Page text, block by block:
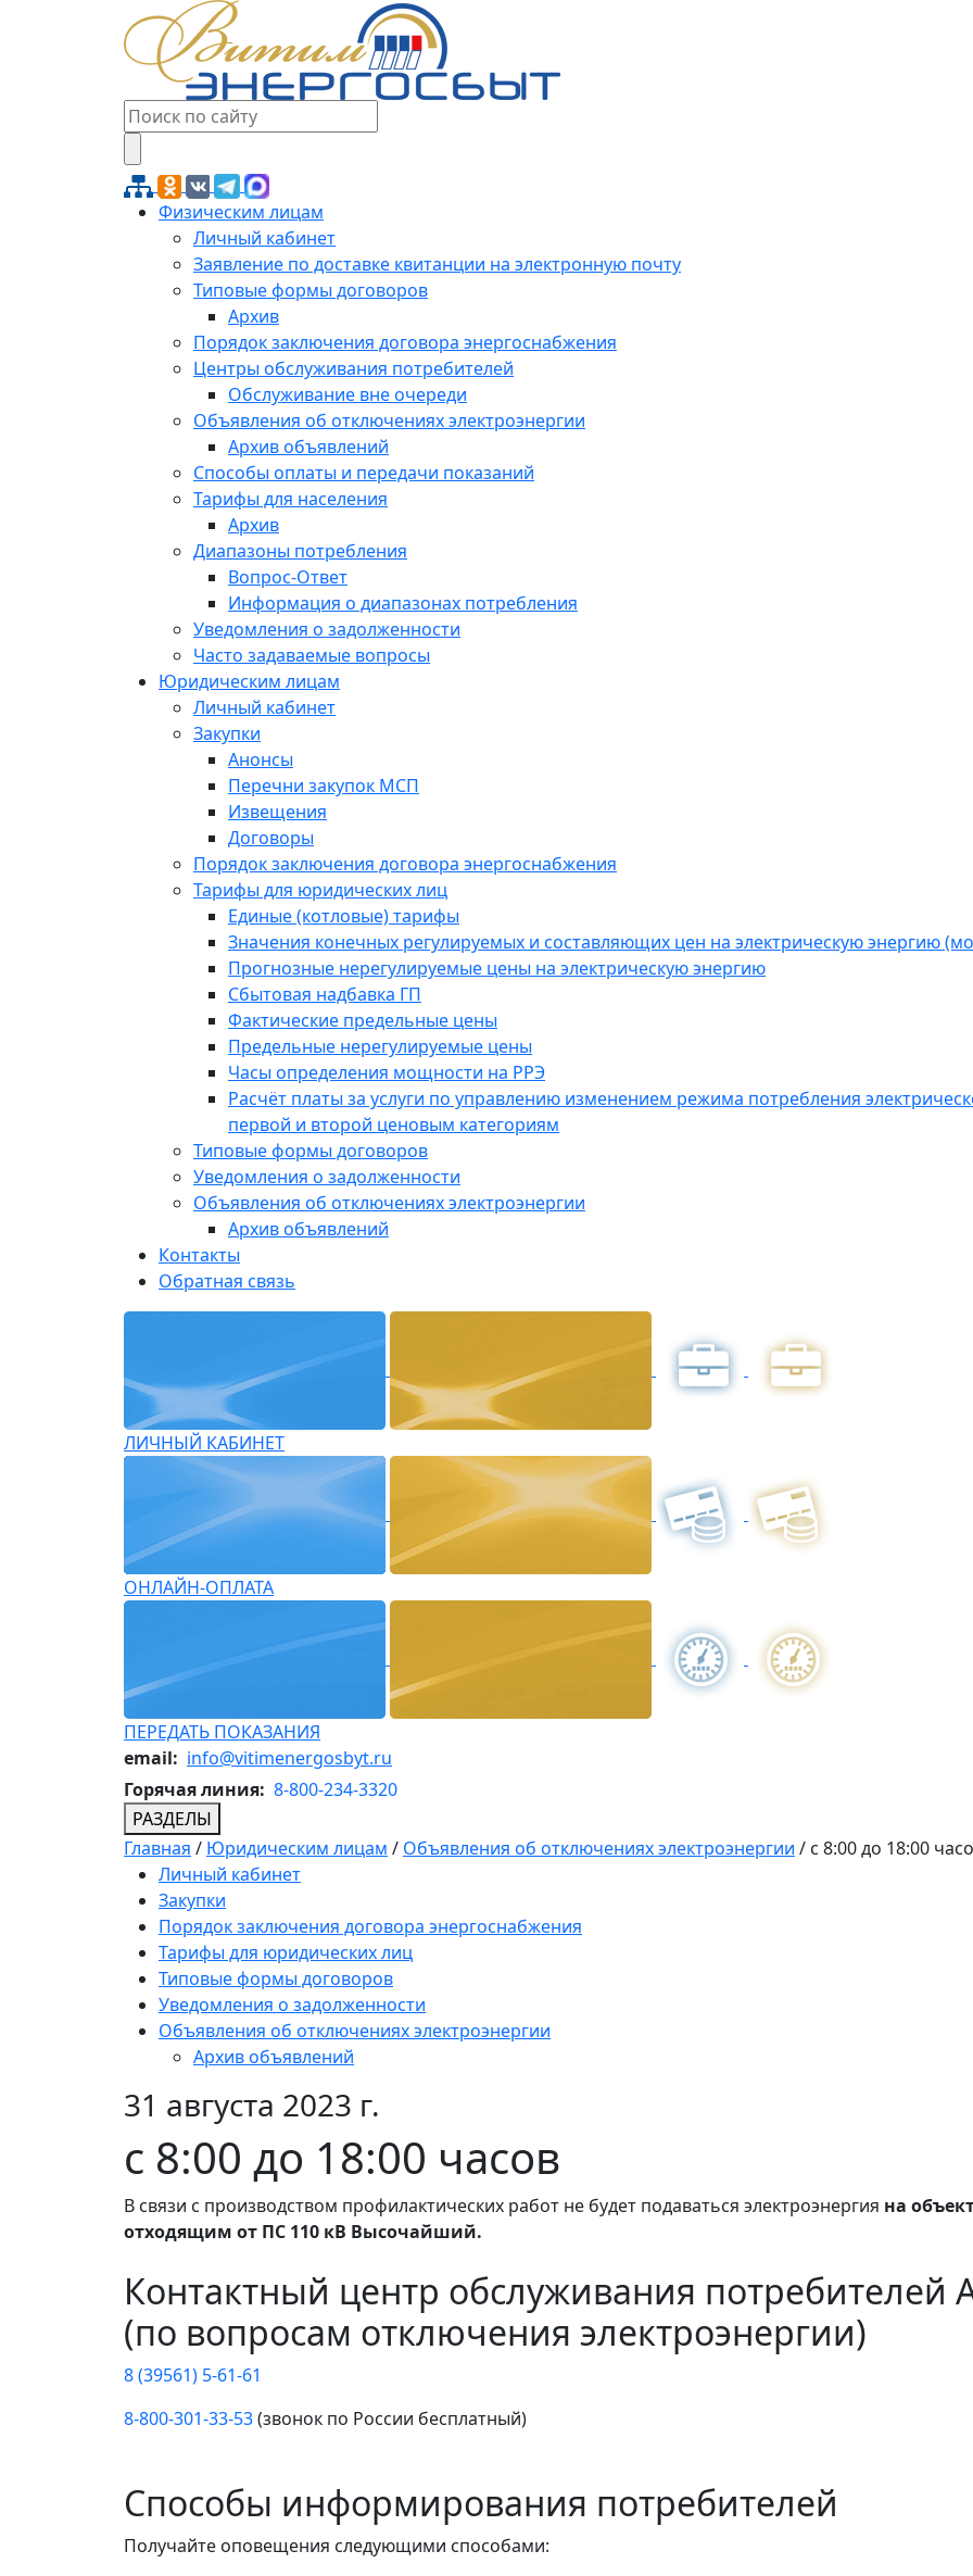
Физическим лицам
Личный кабинет
Заявление по доставке квитанции на электронную почту
Типовые формы договоров
Архив
Порядок заключения договора энергоснабжения
Центры обслуживания потребителей
Обслуживание вне очереди
Объявления об отключениях электроэнергии
Архив объявлений
Способы оплаты и передачи показаний
Тарифы для населения
Архив
Диапазоны потребления
Вопрос-Ответ
Информация о диапазонах потребления
Уведомления о задолженности
Часто задаваемые вопросы
Юридическим лицам
Личный кабинет
Закупки
Анонсы
Перечни закупок МСП
Извещения
Договоры
Порядок заключения договора энергоснабжения
Тарифы для юридических лиц
Единые (котловые) тарифы
Значения конечных регулируемых и составляющих цен на электрическую энергию
Прогнозные нерегулируемые цены на электрическую энергию
Сбытовая надбавка ГП
Фактические предельные цены
Предельные нерегулируемые цены
Часы определения мощности на РРЭ
Расчёт платы за услуги по управлению изменением режима потребления
первой и второй ценовым категориям
Типовые формы договоров
Уведомления о задолженности
Объявления об отключениях электроэнергии
Архив объявлений
Контакты
Обратная связь
ЛИЧНЫЙ КАБИНЕТ
ОНЛАЙН-ОПЛАТА
ПЕРЕДАТЬ ПОКАЗАНИЯ
email: info@vitimenergosbyt.ru
Горячая линия: 8-800-234-3320
РАЗДЕЛЫ
Главная / Юридическим лицам / Объявления об отключениях электроэнергии / с 8:00 до 18:00
Личный кабинет
Закупки
Порядок заключения договора энергоснабжения
Тарифы для юридических лиц
Типовые формы договоров
Уведомления о задолженности
Объявления об отключениях электроэнергии
Архив объявлений
31 августа 2023 г.
с 8:00 до 18:00 часов
В связи с производством профилактических работ не будет подаваться электроэнергия на
отходящим от ПС 110 кВ Высочайший.
Контактный центр обслуживания потребителей
(по вопросам отключения электроэнергии)
8 (39561) 5-61-61
8-800-301-33-53(звонок по России бесплатный)
Способы информирования потребителей
Получайте оповещения следующими способами: